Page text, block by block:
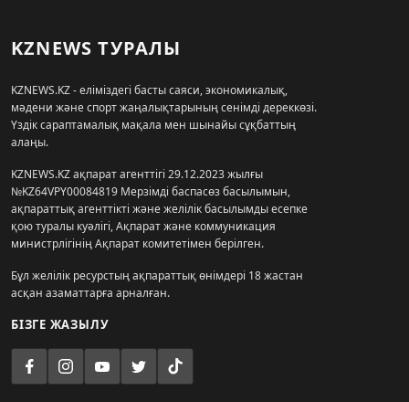
KZNEWS ТУРАЛЫ
KZNEWS.KZ - еліміздегі басты саяси, экономикалық,
мәдени және спорт жаңалықтарының сенімді дереккөзі.
Үздік сараптамалық мақала мен шынайы сұқбаттың
алаңы.
KZNEWS.KZ ақпарат агенттігі 29.12.2023 жылғы
№KZ64VPY00084819 Мерзімді баспасөз басылымын,
ақпараттық агенттікті және желілік басылымды есепке
қою туралы куәлігі, Ақпарат және коммуникация
министрлігінің Ақпарат комитетімен берілген.
Бұл желілік ресурстың ақпараттық өнімдері 18 жастан
асқан азаматтарға арналған.
БІЗГЕ ЖАЗЫЛУ